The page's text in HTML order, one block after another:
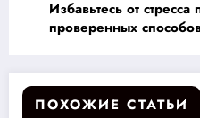
Избавьтесь от
проверенных
ПОХОЖИЕ СТАТЬИ